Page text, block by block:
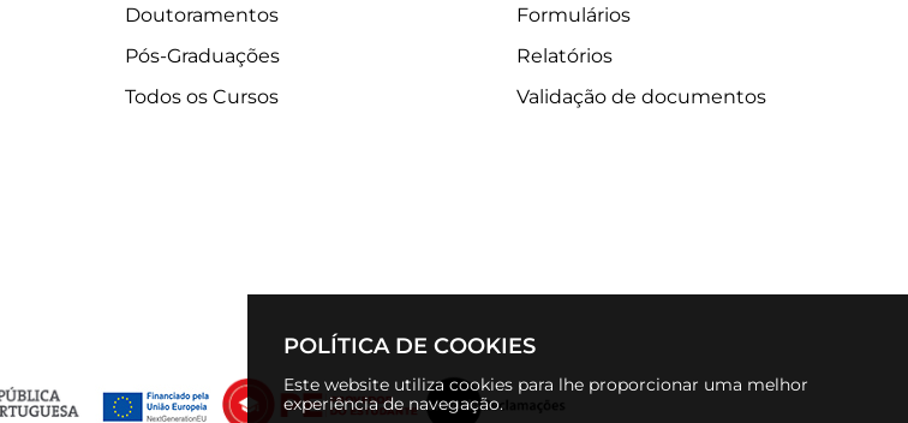
POLÍTICA DE COOKIES
Este website utiliza cookies para lhe proporcionar uma melhor
experiência de navegação.
Doutoramentos
Pós-Graduações
Todos os Cursos
Formulários
Relatórios
Validação de documentos